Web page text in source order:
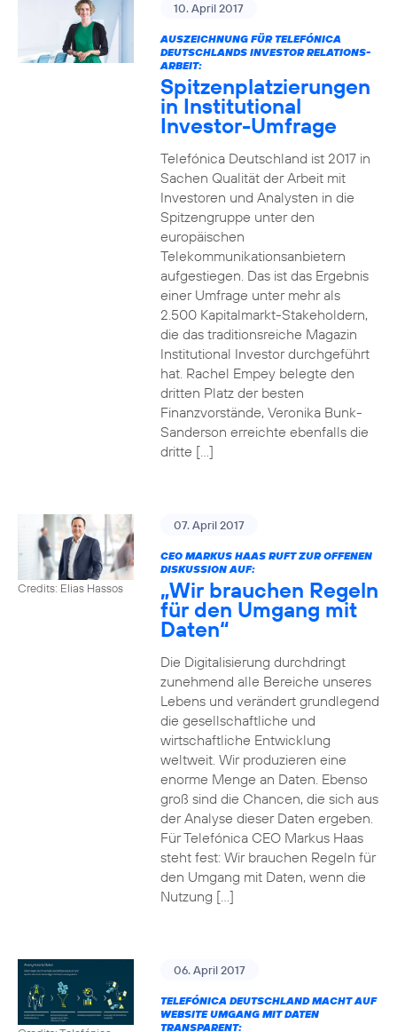
10. April 2017
AUSZEICHNUNG FÜR TELEFÓNICA
DEUTSCHLANDS INVESTOR RELATIONS-
ARBEIT:
Spitzenplatzierungen
in Institutional
Investor-Umfrage
Telefónica Deutschland ist 2017 in
Sachen Qualität der Arbeit mit
Investoren und Analysten in die
Spitzengruppe unter den
europäischen
Telekommunikationsanbietern
aufgestiegen. Das ist das Ergebnis
einer Umfrage unter mehr als
2.500 Kapitalmarkt-Stakeholdern,
die das traditionsreiche Magazin
Institutional Investor durchgeführt
hat. Rachel Empey belegte den
dritten Platz der besten
Finanzvorstände, Veronika Bunk-
Sanderson erreichte ebenfalls die
dritte […]
Credits: Elias Hassos
07. April 2017
CEO MARKUS HAAS RUFT ZUR OFFENEN
DISKUSSION AUF:
„Wir brauchen Regeln
für den Umgang mit
Daten“
Die Digitalisierung durchdringt
zunehmend alle Bereiche unseres
Lebens und verändert grundlegend
die gesellschaftliche und
wirtschaftliche Entwicklung
weltweit. Wir produzieren eine
enorme Menge an Daten. Ebenso
groß sind die Chancen, die sich aus
der Analyse dieser Daten ergeben.
Für Telefónica CEO Markus Haas
steht fest: Wir brauchen Regeln für
den Umgang mit Daten, wenn die
Nutzung […]
06. April 2017
TELEFÓNICA DEUTSCHLAND MACHT AUF
WEBSITE UMGANG MIT DATEN
TRANSPARENT: